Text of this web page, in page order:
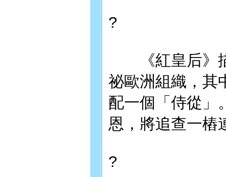
?
《紅皇后》描
祕歐洲組織，
配一個「侍從」
恩，將追查一樁
?